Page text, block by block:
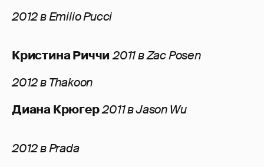
2012 в Emilio Pucci
Кристина Риччи 2011 в Zac Posen
2012 в Thakoon
Диана Крюгер2011 в Jason Wu
2012 в Prada